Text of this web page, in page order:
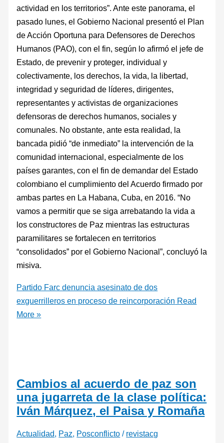
actividad en los territorios”. Ante este panorama, el
pasado lunes, el Gobierno Nacional presentó el Plan
de Acción Oportuna para Defensores de Derechos
Humanos (PAO), con el fin, según lo afirmó el jefe de
Estado, de prevenir y proteger, individual y
colectivamente, los derechos, la vida, la libertad,
integridad y seguridad de líderes, dirigentes,
representantes y activistas de organizaciones
defensoras de derechos humanos, sociales y
comunales. No obstante, ante esta realidad, la
bancada pidió “de inmediato” la intervención de la
comunidad internacional, especialmente de los
países garantes, con el fin de demandar del Estado
colombiano el cumplimiento del Acuerdo firmado por
ambas partes en La Habana, Cuba, en 2016. “No
vamos a permitir que se siga arrebatando la vida a
los constructores de Paz mientras las estructuras
paramilitares se fortalecen en territorios
“consolidados” por el Gobierno Nacional”, concluyó la
misiva.
Partido Farc denuncia asesinato de dos
exguerrilleros en proceso de reincorporación Read
More »
Cambios al acuerdo de paz son
una jugarreta de la clase política:
Iván Márquez, el Paisa y Romaña
Actualidad, Paz, Posconflicto / revistacg